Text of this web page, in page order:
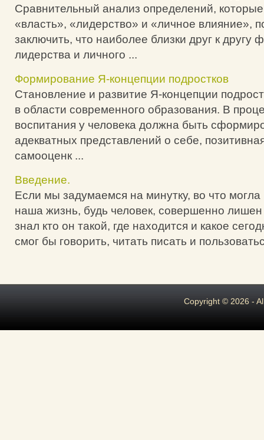
Сравнительный анализ определений,
«власть», «лидерство» и «личное влияние»,
заключить, что наиболее близки друг к другу
лидерства и личного ...
Формирование Я-концепции подростков
Становление и развитие Я-концепции
в области современного образования. В
воспитания у человека должна быть
адекватных представлений о себе,
самооценк ...
Введение.
Если мы задумаемся на минутку, во что могла
наша жизнь, будь человек, совершенно
знал кто он такой, где находится и какое
смог бы говорить, читать писать и
Copyright © 2026 -